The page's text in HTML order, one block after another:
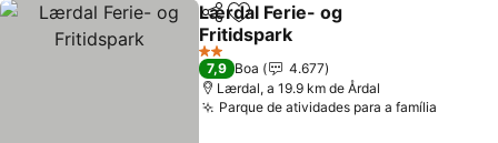
PartilharAdicionar aos favoritos
Lærdal Ferie- og
Fritidspark
2 Estrelas
7,9 Boa
4.677
Lærdal, a 19.9 km de Årdal
Parque de atividades para a família